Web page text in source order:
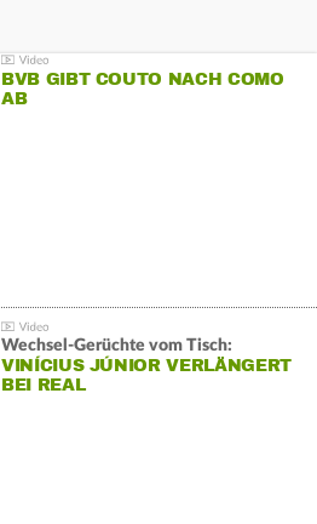
BVB GIBT COUTO NACH COMO
AB
Wechsel-Gerüchte vom Tisch:
VINÍCIUS JÚNIOR VERLÄNGERT
BEI REAL